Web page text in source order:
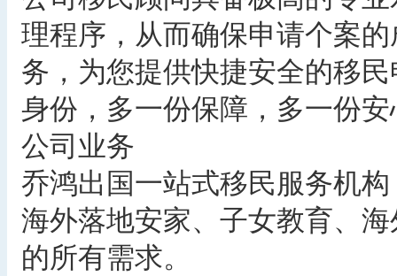
理程序，从而确保申请个案
务，为您提供快捷安全的移
身份，多一份保障，多一份
公司业务
乔鸿出国一站式移民服务机
海外落地安家、子女教育、
的所有需求。